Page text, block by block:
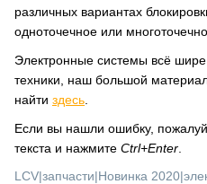
различных вариантах
одноточечное или
Электронные системы всё
техники, наш большой
найти здесь
Если вы нашли ошибку,
текста и нажмите Ctrl+Enter
LCV|запчасти|Новинка 2020|